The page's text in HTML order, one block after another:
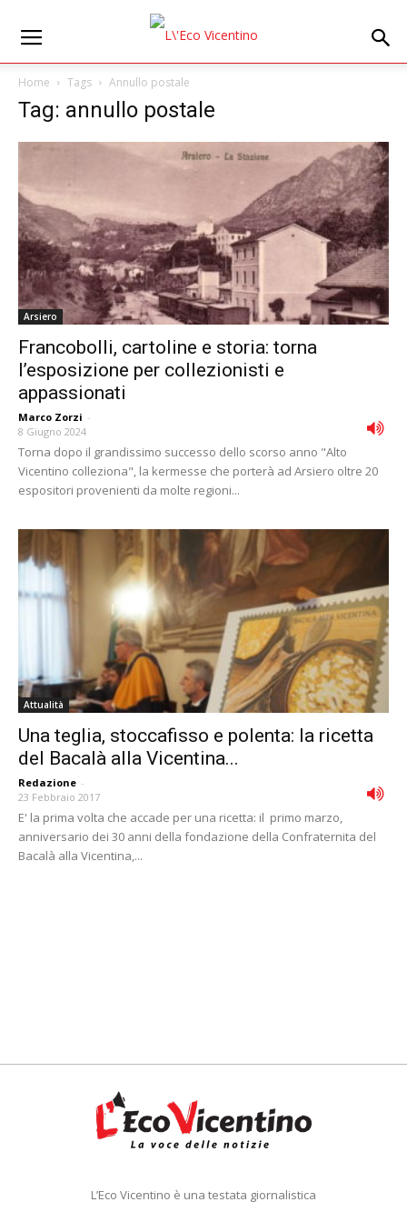
Home Tags Annullo postale
Tag: annullo postale
Arsiero
Francobolli, cartoline e storia: torna
l’esposizione per collezionisti e
appassionati
Marco Zorzi -
8 Giugno 2024
Torna dopo il grandissimo successo dello scorso anno "Alto
Vicentino colleziona", la kermesse che porterà ad Arsiero oltre 20
espositori provenienti da molte regioni...
Attualità
Una teglia, stoccafisso e polenta: la ricetta
del Bacalà alla Vicentina...
Redazione -
23 Febbraio 2017
E' la prima volta che accade per una ricetta: il primo marzo,
anniversario dei 30 anni della fondazione della Confraternita del
Bacalà alla Vicentina,...
L’Eco Vicentino è una testata giornalistica